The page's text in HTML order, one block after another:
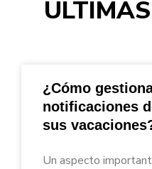
¿Cómo
notificaciones
sus
Un aspecto